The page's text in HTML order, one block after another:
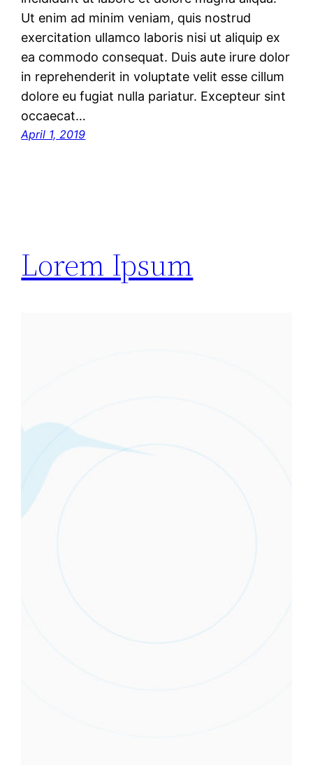
Ut enim ad minim veniam, quis nostrud
exercitation ullamco laboris nisi ut aliquip ex
ea commodo consequat. Duis aute irure dolor
in reprehenderit in voluptate velit esse cillum
dolore eu fugiat nulla pariatur. Excepteur sint
occaecat…
April 1, 2019
Lorem Ipsum